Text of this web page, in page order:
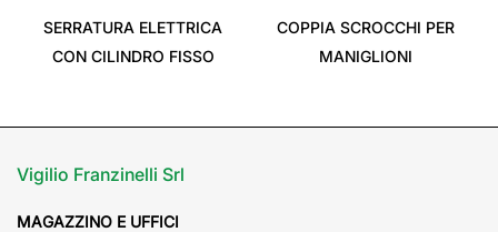
SERRATURA ELETTRICA
CON CILINDRO FISSO
COPPIA SCROCCHI PER
MANIGLIONI
Vigilio Franzinelli Srl
MAGAZZINO E UFFICI